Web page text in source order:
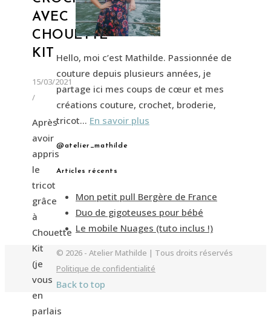
AVEC
CHOUETTE
KIT
15/03/2021
/
Après
avoir
appris
le
tricot
grâce
à
Chouette
Kit
(je
vous
en
parlais
Hello, moi c’est Mathilde. Passionnée de
couture depuis plusieurs années, je
partage ici mes coups de cœur et mes
créations couture, crochet, broderie,
tricot… En savoir plus
@atelier_mathilde
Articles récents
Mon petit pull Bergère de France
Duo de gigoteuses pour bébé
Le mobile Nuages (tuto inclus !)
© 2026 - Atelier Mathilde | Tous droits réservés
Politique de confidentialité
Back to top